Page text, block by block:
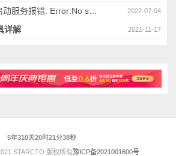
2022-07-04
2021-11-17
详解
5年310天20时21分39秒
STARCTO 版权所有豫ICP备2021001600号